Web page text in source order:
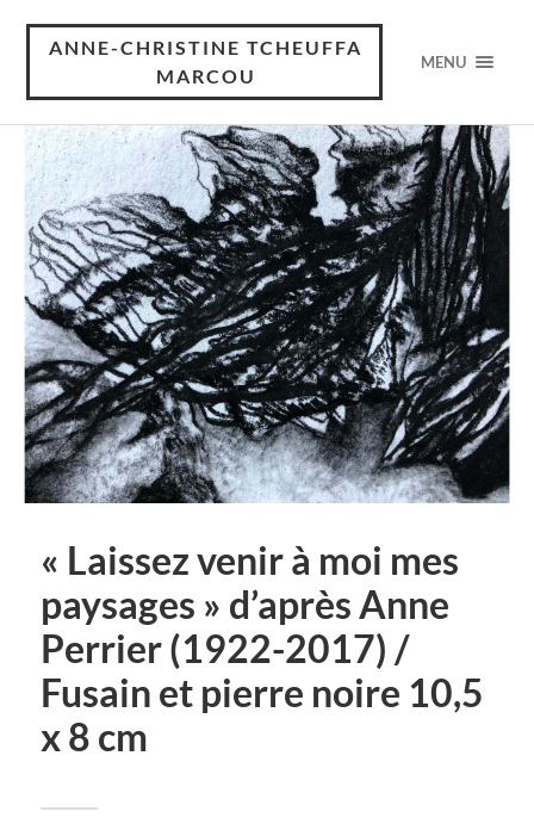
ANNE-CHRISTINE TCHEUFFA
MARCOU
MENU
« Laissez venir à moi mes
paysages » d’après Anne
Perrier (1922-2017) /
Fusain et pierre noire 10,5
x 8 cm